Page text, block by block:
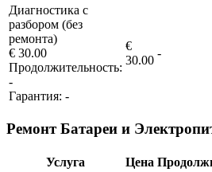
Диагностика с
разбором (без
ремонта)
€ 30.00
Продолжительность:
-
Гарантия: -
€
30.00
-
Ремонт Батареи и
Услуга Цена